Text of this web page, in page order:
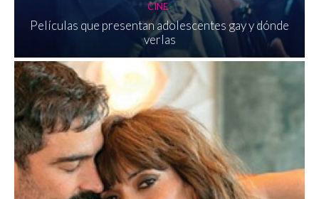
CINE
Películas que presentan adolescentes gay y dónde
verlas